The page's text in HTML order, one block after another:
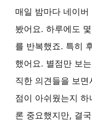
매일 밤마다 네이
봤어요. 하루에도
를 반복했죠. 특히
했어요. 별점만 보
직한 의견들을 보
점이 아쉬웠는지
론 중요했지만, 결